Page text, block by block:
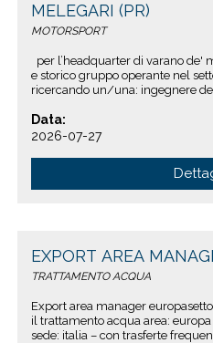
MELEGARI (PR)
MOTORSPORT
per l’headquarter di varano de'
e storico gruppo operante nel
ricercando un/una: ingegnere
Data:
2026-07-27
EXPORT AREA
TRATTAMENTO ACQUA
Export area manager
il trattamento acqua area:
sede: italia – con trasferte